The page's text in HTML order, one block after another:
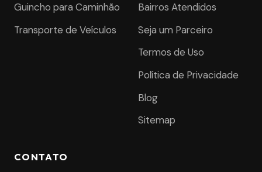
Guincho para Caminhão
Transporte de Veículos
Bairros Atendidos
Seja um Parceiro
Termos de Uso
Política de Privacidade
Blog
Sitemap
CONTATO